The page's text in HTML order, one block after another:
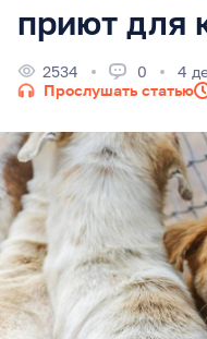
приют для
2534 0
4
Прослушать статью